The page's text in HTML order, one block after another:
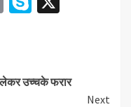
लेकर उच्चके फरार
Next